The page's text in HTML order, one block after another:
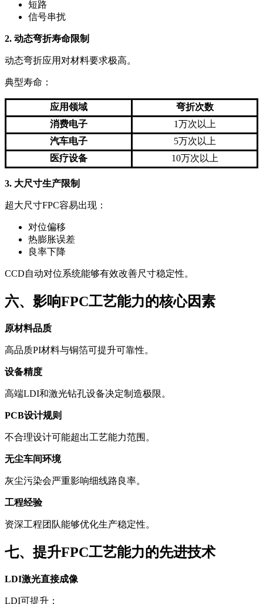
短路
信号串扰
2. 动态弯折寿命限制
动态弯折应用对材料要求极高。
典型寿命：
应用领域
弯折次数
消费电子
1万次以上
汽车电子
5万次以上
医疗设备
10万次以上
3. 大尺寸生产限制
超大尺寸FPC容易出现：
对位偏移
热膨胀误差
良率下降
CCD自动对位系统能够有效改善尺寸稳定性。
六、影响FPC工艺能力的核心因素
原材料品质
高品质PI材料与铜箔可提升可靠性。
设备精度
高端LDI和激光钻孔设备决定制造极限。
PCB设计规则
不合理设计可能超出工艺能力范围。
无尘车间环境
灰尘污染会严重影响细线路良率。
工程经验
资深工程团队能够优化生产稳定性。
七、提升FPC工艺能力的先进技术
LDI激光直接成像
LDI可提升：